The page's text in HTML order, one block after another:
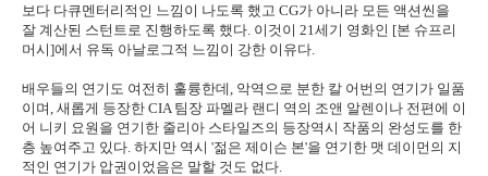
보다 다큐멘터리적인 느낌이 나도록 했고 CG가 아니라 모든 액션씬을
잘 계산된 스턴트로 진행하도록 했다. 이것이 21세기 영화인 [본 슈프리
머시]에서 유독 아날로그적 느낌이 강한 이유다.
배우들의 연기도 여전히 훌륭한데, 악역으로 분한 칼 어번의 연기가 일품
이며, 새롭게 등장한 CIA 팀장 파멜라 랜디 역의 조앤 알렌이나 전편에 이
어 니키 요원을 연기한 줄리아 스타일즈의 등장역시 작품의 완성도를 한
층 높여주고 있다. 하지만 역시 '젊은 제이슨 본'을 연기한 맷 데이먼의 지
적인 연기가 압권이었음은 말할 것도 없다.